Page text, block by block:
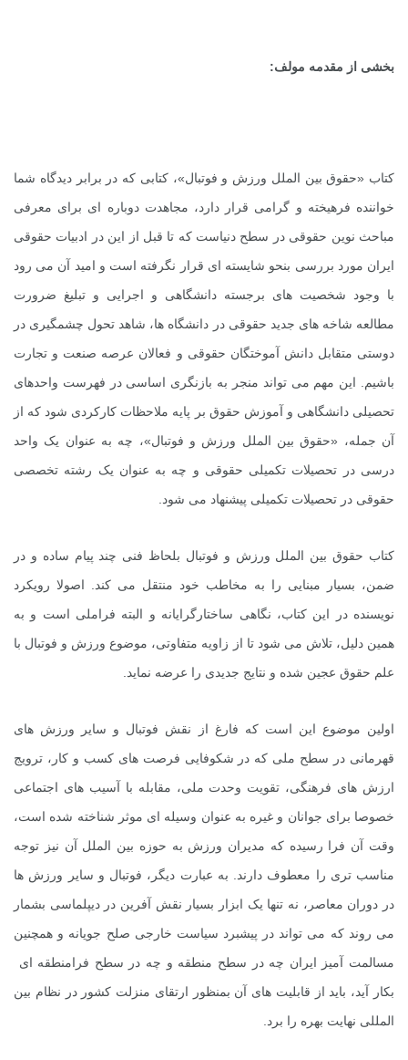
بخشی از مقدمه مولف:
کتاب «حقوق بین الملل ورزش و فوتبال»، کتابی که در برابر دیدگاه شما
خواننده فرهیخته و گرامی قرار دارد، مجاهدت دوباره ای برای معرفی
مباحث نوین حقوقی در سطح دنیاست که تا قبل از این در ادبیات حقوقی
ایران مورد بررسی بنحو شایسته ای قرار نگرفته است و امید آن می رود
با وجود شخصیت های برجسته دانشگاهی و اجرایی و تبلیغ ضرورت
مطالعه شاخه های جدید حقوقی در دانشگاه ها، شاهد تحول چشمگیری در
دوستی متقابل دانش آموختگان حقوقی و فعالان عرصه صنعت و تجارت
باشیم. این مهم می تواند منجر به بازنگری اساسی در فهرست واحدهای
تحصیلی دانشگاهی و آموزش حقوق بر پایه ملاحظات کارکردی شود که از
آن جمله، «حقوق بین الملل ورزش و فوتبال»، چه به عنوان یک واحد
درسی در تحصیلات تکمیلی حقوقی و چه به عنوان یک رشته تخصصی
حقوقی در تحصیلات تکمیلی پیشنهاد می شود.
کتاب حقوق بین الملل ورزش و فوتبال بلحاظ فنی چند پیام ساده و در
ضمن، بسیار مبنایی را به مخاطب خود منتقل می کند. اصولا رویکرد
نویسنده در این کتاب، نگاهی ساختارگرایانه و البته فراملی است و به
همین دلیل، تلاش می شود تا از زاویه متفاوتی، موضوع ورزش و فوتبال با
علم حقوق عجین شده و نتایج جدیدی را عرضه نماید.
اولین موضوع این است که فارغ از نقش فوتبال و سایر ورزش های
قهرمانی در سطح ملی که در شکوفایی فرصت های کسب و کار، ترویج
ارزش های فرهنگی، تقویت وحدت ملی، مقابله با آسیب های اجتماعی
خصوصا برای جوانان و غیره به عنوان وسیله ای موثر شناخته شده است،
وقت آن فرا رسیده که مدیران ورزش به حوزه بین الملل آن نیز توجه
مناسب تری را معطوف دارند. به عبارت دیگر، فوتبال و سایر ورزش ها
در دوران معاصر، نه تنها یک ابزار بسیار نقش آفرین در دیپلماسی بشمار
می روند که می تواند در پیشبرد سیاست خارجی صلح جویانه و همچنین
مسالمت آمیز ایران چه در سطح منطقه و چه در سطح فرامنطقه ای
بکار آید، باید از قابلیت های آن بمنظور ارتقای منزلت کشور در نظام بین
المللی نهایت بهره را برد.